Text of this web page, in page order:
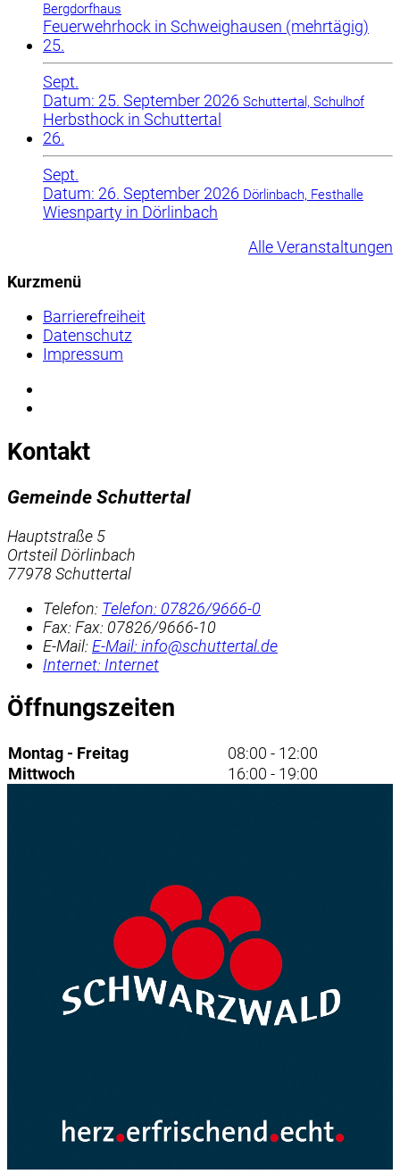
Bergdorfhaus
Feuerwehrhock in Schweighausen (mehrtägig)
25.
Sept.
Datum: 25. September 2026 Schuttertal, Schulhof
Herbsthock in Schuttertal
26.
Sept.
Datum: 26. September 2026 Dörlinbach, Festhalle
Wiesnparty in Dörlinbach
Alle Veranstaltungen
Kurzmenü
Barrierefreiheit
Datenschutz
Impressum
Kontakt
Gemeinde Schuttertal
Hauptstraße 5
Ortsteil Dörlinbach
77978 Schuttertal
Telefon: Telefon: 07826/9666-0
Fax: Fax: 07826/9666-10
E-Mail: E-Mail: info@schuttertal.de
Internet: Internet
Öffnungszeiten
Montag - Freitag
08:00 - 12:00
Mittwoch
16:00 - 19:00